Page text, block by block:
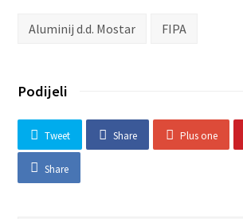
Aluminij d.d. Mostar FIPA
Podijeli
Tweet Share Plus one
Share